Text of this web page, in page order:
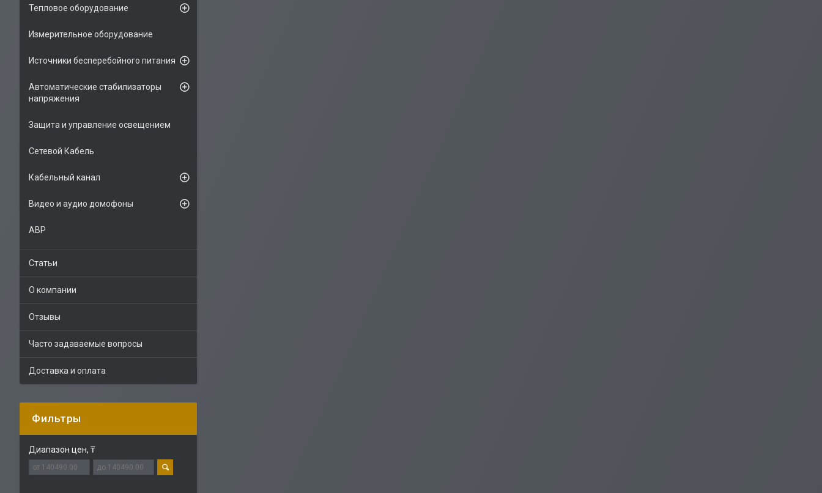
Тепловое оборудование
Измерительное оборудование
Источники бесперебойного питания
Автоматические стабилизаторы
напряжения
Защита и управление освещением
Сетевой Кабель
Кабельный канал
Видео и аудио домофоны
АВР
Статьи
О компании
Отзывы
Часто задаваемые вопросы
Доставка и оплата
Фильтры
Диапазон цен, ₸